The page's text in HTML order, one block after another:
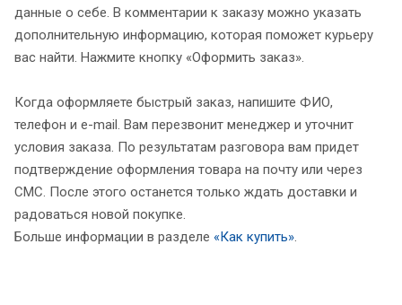
данные о себе. В комментарии к заказу можно указать
дополнительную информацию, которая поможет курьеру
вас найти. Нажмите кнопку «Оформить заказ».
Когда оформляете быстрый заказ, напишите ФИО,
телефон и e-mail. Вам перезвонит менеджер и уточнит
условия заказа. По результатам разговора вам придет
подтверждение оформления товара на почту или через
СМС. После этого останется только ждать доставки и
радоваться новой покупке.
Больше информации в разделе «Как купить».